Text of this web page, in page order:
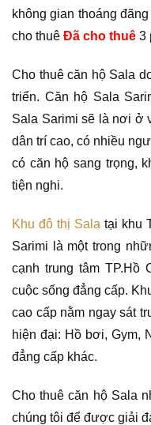
không gian thoáng
cho thuê Đã cho thuê 3
Cho thuê căn hộ Sala
triển. Căn hộ Sala
Sala Sarimi sẽ là nơi ở
dân trí cao, có nhiều
có căn hộ sang trọng,
tiện nghi.
Khu đô thị Sala tại khu
Sarimi là một trong
cạnh trung tâm
cuộc sống đẳng cấp.
cao cấp nằm ngay sát
hiện đại: Hồ bơi, Gym,
đẳng cấp khác.
Cho thuê căn hộ Sala
chúng tôi để được giải